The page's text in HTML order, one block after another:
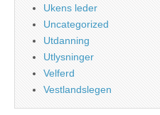
Ukens leder
Uncategorized
Utdanning
Utlysninger
Velferd
Vestlandslegen